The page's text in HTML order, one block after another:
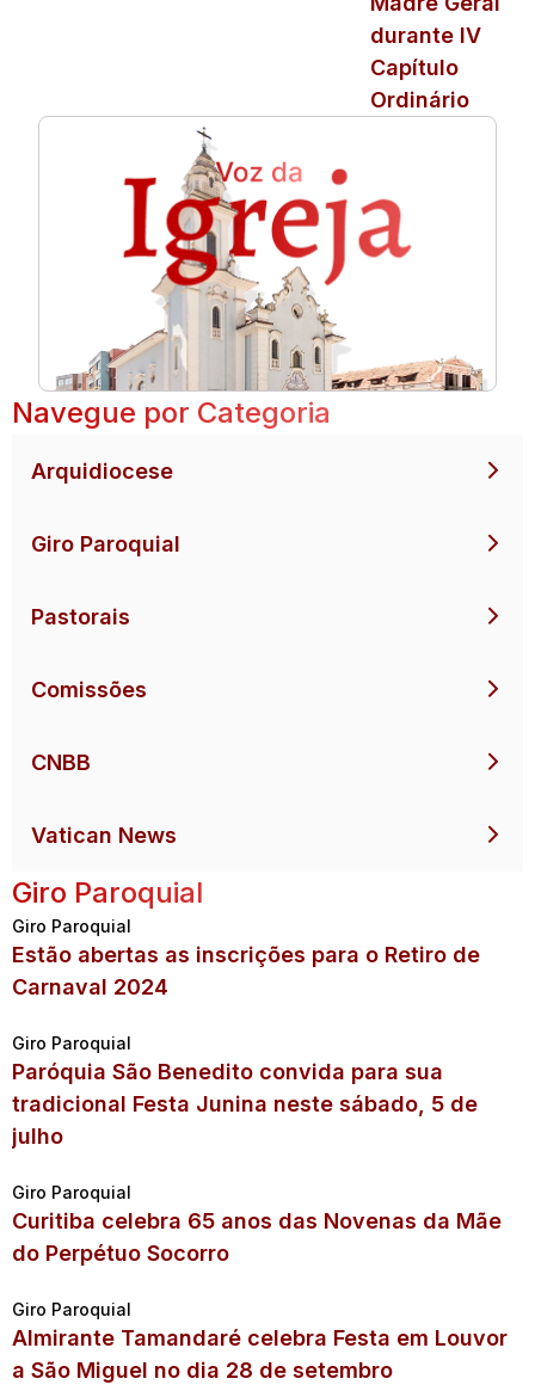
durante IV
Capítulo
Ordinário
Navegue por Categoria
Arquidiocese
Giro Paroquial
Pastorais
Comissões
CNBB
Vatican News
Giro Paroquial
Giro Paroquial
Estão abertas as inscrições para o Retiro de
Carnaval 2024
Giro Paroquial
Paróquia São Benedito convida para sua
tradicional Festa Junina neste sábado, 5 de
julho
Giro Paroquial
Curitiba celebra 65 anos das Novenas da Mãe
do Perpétuo Socorro
Giro Paroquial
Almirante Tamandaré celebra Festa em Louvor
a São Miguel no dia 28 de setembro